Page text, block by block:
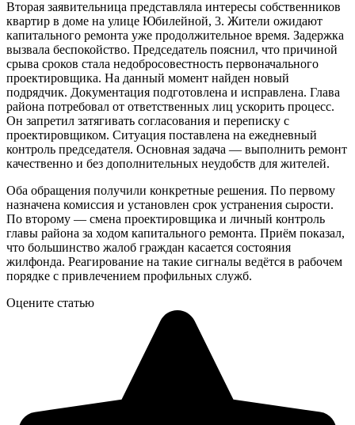
Вторая заявительница представляла интересы собственников
квартир в доме на улице Юбилейной, 3. Жители ожидают
капитального ремонта уже продолжительное время. Задержка
вызвала беспокойство. Председатель пояснил, что причиной
срыва сроков стала недобросовестность первоначального
проектировщика. На данный момент найден новый
подрядчик. Документация подготовлена и исправлена. Глава
района потребовал от ответственных лиц ускорить процесс.
Он запретил затягивать согласования и переписку с
проектировщиком. Ситуация поставлена на ежедневный
контроль председателя. Основная задача — выполнить ремонт
качественно и без дополнительных неудобств для жителей.
Оба обращения получили конкретные решения. По первому
назначена комиссия и установлен срок устранения сырости.
По второму — смена проектировщика и личный контроль
главы района за ходом капитального ремонта. Приём показал,
что большинство жалоб граждан касается состояния
жилфонда. Реагирование на такие сигналы ведётся в рабочем
порядке с привлечением профильных служб.
Оцените статью